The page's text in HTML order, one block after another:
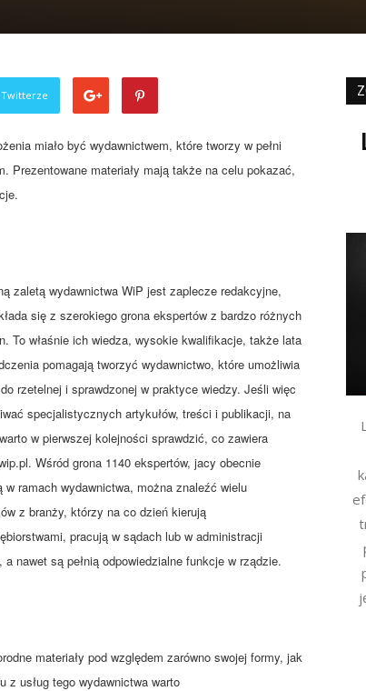
Twitterze
miało być wydawnictwem, które tworzy w pełni
Prezentowane materiały mają także na celu pokazać,
zaletą wydawnictwa WiP jest zaplecze redakcyjne,
się z szerokiego grona ekspertów z bardzo różnych
To właśnie ich wiedza, wysokie kwalifikacje, także lata
pomagają tworzyć wydawnictwo, które umożliwia
rzetelnej i sprawdzonej w praktyce wiedzy. Jeśli więc
specjalistycznych artykułów, treści i publikacji, na
w pierwszej kolejności sprawdzić, co zawiera
Wśród grona 1140 ekspertów, jacy obecnie
w ramach wydawnictwa, można znaleźć wielu
z branży, którzy na co dzień kierują
pracują w sądach lub w administracji
nawet są pełnią odpowiedzialne funkcje w rządzie.
materiały pod względem zarówno swojej formy, jak
usług tego wydawnictwa warto